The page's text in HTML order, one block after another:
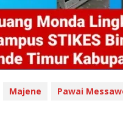
Majene Pawai